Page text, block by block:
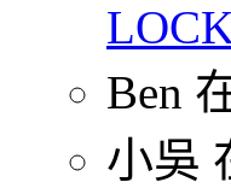
Ben
小吳